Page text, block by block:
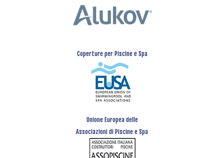
Coperture per Piscine e Spa
Unione Europea delle
Associazioni di Piscine e Spa